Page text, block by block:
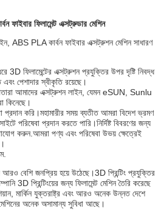
ফাইবার ফিলামেন্ট এক্সট্রুডার মেশিন
ABS PLA কার্বন ফাইবার এক্সট্রুশন মেশিন সাধারণ
3D ফিলামেন্টের এক্সট্রুশন প্রযুক্তির উপর দৃষ্টি নিবদ্ধ
এবং পেশাদার স্বীকৃতি রয়েছে।
আমাদের এক্সট্রুশন লাইন, যেমন eSUN, Sunlu
কিনেছে।
প্রদান করি।মহামারীর সময় ব্যতীত আমরা বিদেশ ভ্রমণ
পরিষেবা প্রদান করতে পারি।নির্দিষ্ট বিবরণের জন্য
করুন.আমরা পণ্য এবং পরিষেবা উভয় ক্ষেত্রেই
আরও বেশি জনপ্রিয় হয়ে উঠেছে।3D প্রিন্টিং প্রযুক্তির
3D প্রিন্টিংয়ের জন্য ফিলামেন্ট মেশিন তৈরি করেছে
মার্কিন যুক্তরাষ্ট্র এবং আরও অনেক উন্নত দেশে
অনেক অসামান্য সুবিধা আছে।